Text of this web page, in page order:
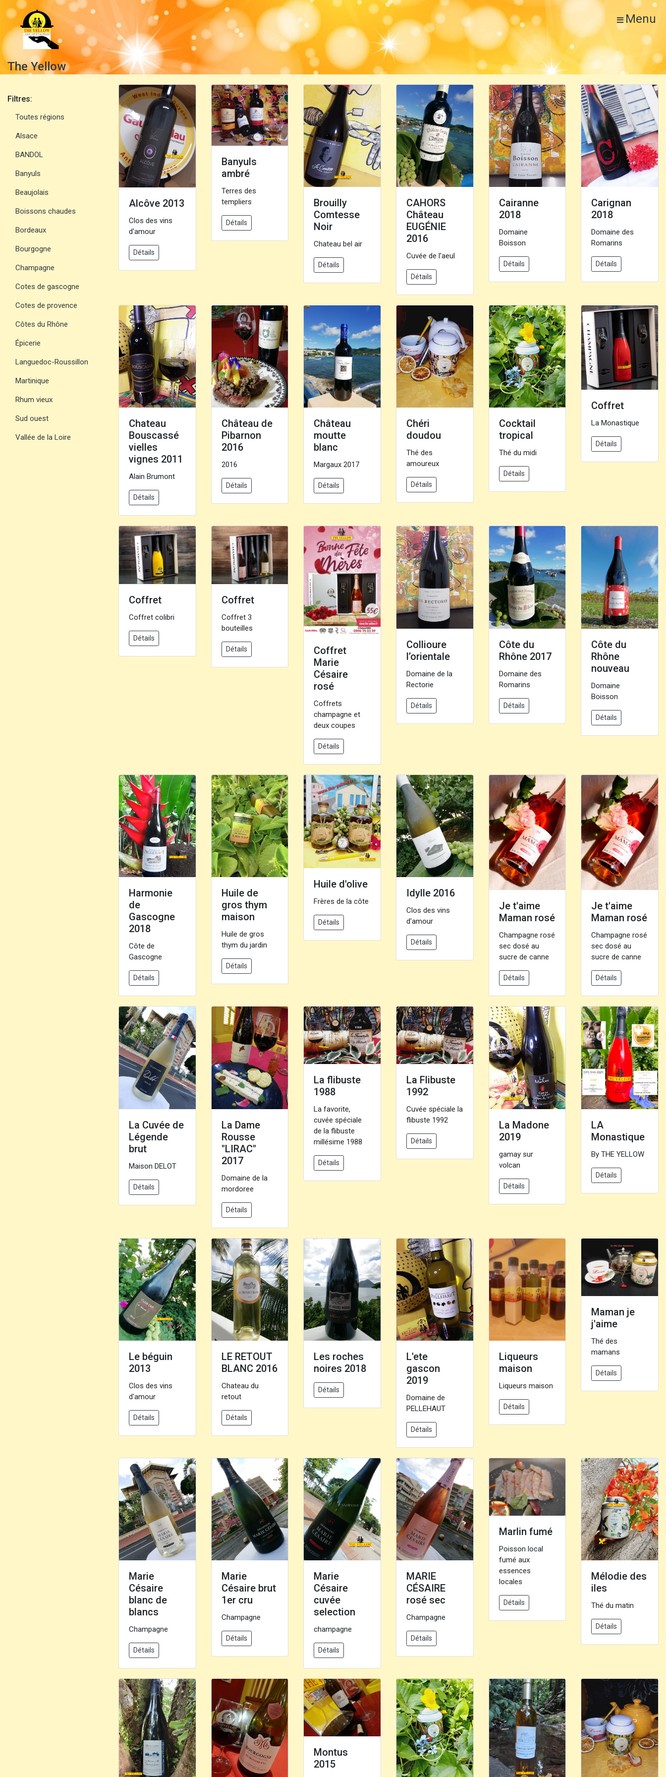
Menu
The Yellow
Filtres:
Toutes régions
Alsace
BANDOL
Banyuls
Beaujolais
Boissons chaudes
Bordeaux
Bourgogne
Champagne
Cotes de gascogne
Cotes de provence
Côtes du Rhône
Épicerie
Languedoc-Roussillon
Martinique
Rhum vieux
Sud ouest
Vallée de la Loire
Alcôve 2013
Clos des vins
d'amour
Détails
Banyuls
ambré
Terres des
templiers
Détails
Brouilly
Comtesse
Noir
Chateau bel air
Détails
CAHORS
Château
EUGÉNIE
2016
Cuvée de l’aeul
Détails
Cairanne
2018
Domaine
Boisson
Détails
Carignan
2018
Domaine des
Romarins
Détails
Chateau
Bouscassé
vielles
vignes 2011
Alain Brumont
Détails
Château de
Pibarnon
2016
2016
Détails
Château
moutte
blanc
Margaux 2017
Détails
Chéri
doudou
Thé des
amoureux
Détails
Cocktail
tropical
Thé du midi
Détails
Coffret
La Monastique
Détails
Coffret
Coffret colibri
Détails
Coffret
Coffret 3
bouteilles
Détails
Coffret
Marie
Césaire
rosé
Coffrets
champagne et
deux coupes
Détails
Collioure
l’orientale
Domaine de la
Rectorie
Détails
Côte du
Rhône 2017
Domaine des
Romarins
Détails
Côte du
Rhône
nouveau
Domaine
Boisson
Détails
Harmonie
de
Gascogne
2018
Côte de
Gascogne
Détails
Huile de
gros thym
maison
Huile de gros
thym du jardin
Détails
Huile d'olive
Frères de la côte
Détails
Idylle 2016
Clos des vins
d'amour
Détails
Je t'aime
Maman rosé
Champagne rosé
sec dosé au
sucre de canne
Détails
Je t'aime
Maman rosé
Champagne rosé
sec dosé au
sucre de canne
Détails
La Cuvée de
Légende
brut
Maison DELOT
Détails
La Dame
Rousse
"LIRAC"
2017
Domaine de la
mordoree
Détails
La flibuste
1988
La favorite,
cuvée spéciale
de la flibuste
millésime 1988
Détails
La Flibuste
1992
Cuvée spéciale la
flibuste 1992
Détails
La Madone
2019
gamay sur
volcan
Détails
LA
Monastique
By THE YELLOW
Détails
Le béguin
2013
Clos des vins
d'amour
Détails
LE RETOUT
BLANC 2016
Chateau du
retout
Détails
Les roches
noires 2018
Détails
L'ete
gascon
2019
Domaine de
PELLEHAUT
Détails
Liqueurs
maison
Liqueurs maison
Détails
Maman je
j'aime
Thé des
mamans
Détails
Marie
Césaire
blanc de
blancs
Champagne
Détails
Marie
Césaire brut
1er cru
Champagne
Détails
Marie
Césaire
cuvée
selection
champagne
Détails
MARIE
CÉSAIRE
rosé sec
Champagne
Détails
Marlin fumé
Poisson local
fumé aux
essences
locales
Détails
Mélodie des
iles
Thé du matin
Détails
Montus
2015